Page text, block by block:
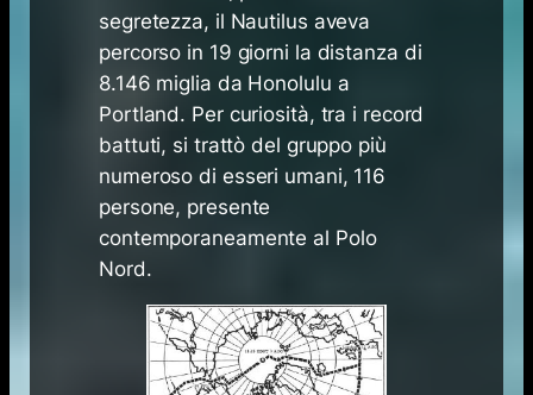
segretezza, il Nautilus aveva
percorso in 19 giorni la distanza di
8.146 miglia da Honolulu a
Portland. Per curiosità, tra i record
battuti, si trattò del gruppo più
numeroso di esseri umani, 116
persone, presente
contemporaneamente al Polo
Nord.